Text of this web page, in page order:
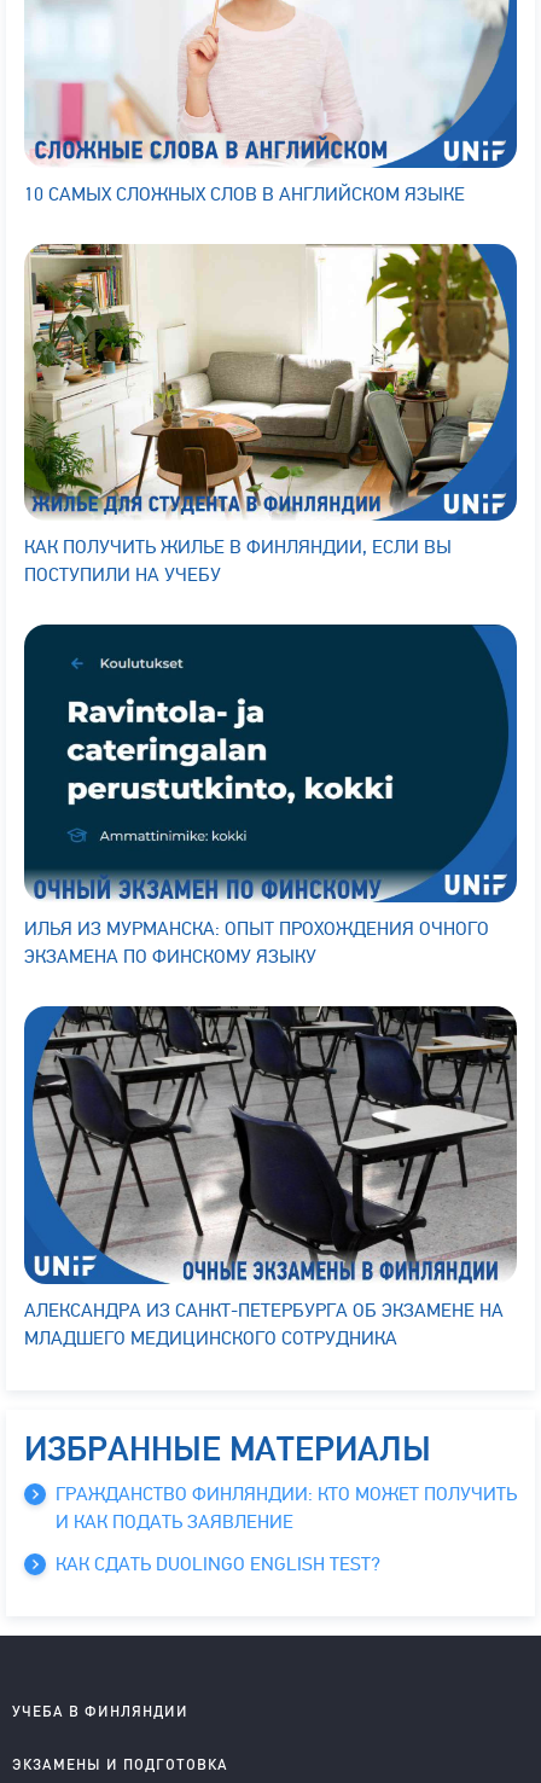
10 САМЫХ СЛОЖНЫХ СЛОВ В АНГЛИЙСКОМ ЯЗЫКЕ
КАК ПОЛУЧИТЬ ЖИЛЬЕ В ФИНЛЯНДИИ, ЕСЛИ ВЫ
ПОСТУПИЛИ НА УЧЕБУ
ИЛЬЯ ИЗ МУРМАНСКА: ОПЫТ ПРОХОЖДЕНИЯ ОЧНОГО
ЭКЗАМЕНА ПО ФИНСКОМУ ЯЗЫКУ
АЛЕКСАНДРА ИЗ САНКТ-ПЕТЕРБУРГА ОБ ЭКЗАМЕНЕ НА
МЛАДШЕГО МЕДИЦИНСКОГО СОТРУДНИКА
ИЗБРАННЫЕ МАТЕРИАЛЫ
ГРАЖДАНСТВО ФИНЛЯНДИИ: КТО МОЖЕТ ПОЛУЧИТЬ
И КАК ПОДАТЬ ЗАЯВЛЕНИЕ
КАК СДАТЬ DUOLINGO ENGLISH TEST?
УЧЕБА В ФИНЛЯНДИИ
Колледжи на английском
ЭКЗАМЕНЫ И ПОДГОТОВКА